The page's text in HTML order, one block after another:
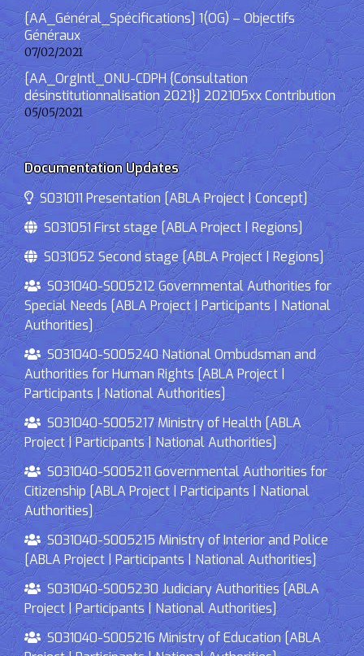
[AA_Général_Spécifications] 1(OG) – Objectifs
Généraux
07/02/2021
[AA_OrgIntl_ONU-CDPH {Consultation
désinstitutionnalisation 2021}] 202105xx Contribution
05/05/2021
Documentation Updates
S031011 Presentation [ABLA Project | Concept]
S031051 First stage [ABLA Project | Regions]
S031052 Second stage [ABLA Project | Regions]
S031040-S005212 Governmental Authorities for
Special Needs [ABLA Project | Participants | National
Authorities]
S031040-S005240 National Ombudsman and
Authorities for Human Rights [ABLA Project |
Participants | National Authorities]
S031040-S005217 Ministry of Health [ABLA
Project | Participants | National Authorities]
S031040-S005211 Governmental Authorities for
Citizenship [ABLA Project | Participants | National
Authorities]
S031040-S005215 Ministry of Interior and Police
[ABLA Project | Participants | National Authorities]
S031040-S005230 Judiciary Authorities [ABLA
Project | Participants | National Authorities]
S031040-S005216 Ministry of Education [ABLA